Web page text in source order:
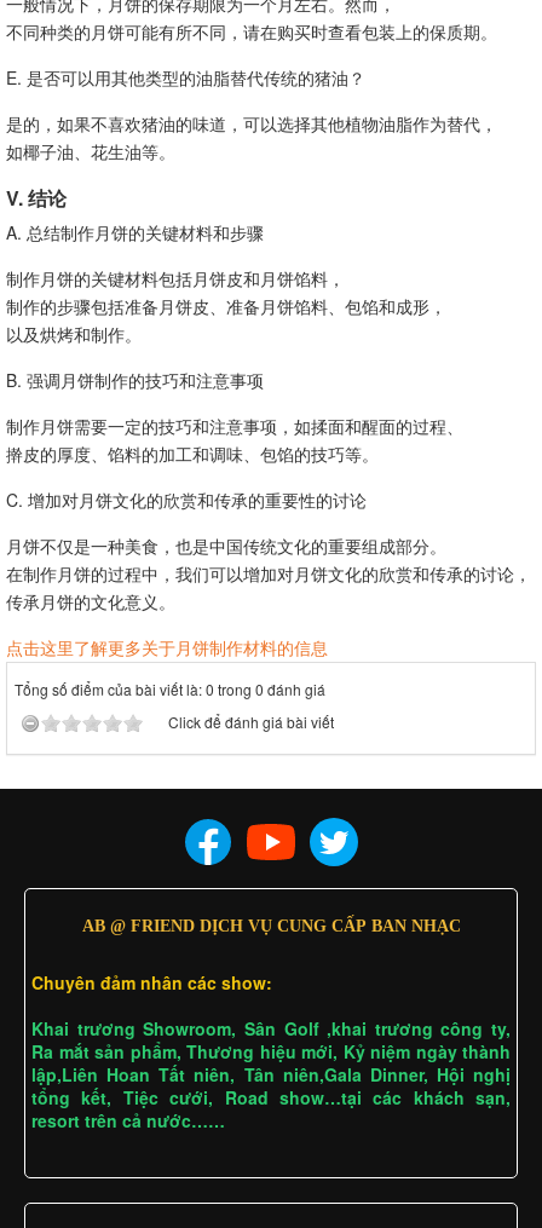
不同种类的月饼可能有所不同，请在购买时查看包装上的保质期。
E. 是否可以用其他类型的油脂替代传统的猪油？
是的，如果不喜欢猪油的味道，可以选择其他植物油脂作为替代，
如椰子油、花生油等。
V. 结论
A. 总结制作月饼的关键材料和步骤
制作月饼的关键材料包括月饼皮和月饼馅料，
制作的步骤包括准备月饼皮、准备月饼馅料、包馅和成形，
以及烘烤和制作。
B. 强调月饼制作的技巧和注意事项
制作月饼需要一定的技巧和注意事项，如揉面和醒面的过程、
擀皮的厚度、馅料的加工和调味、包馅的技巧等。
C. 增加对月饼文化的欣赏和传承的重要性的讨论
月饼不仅是一种美食，也是中国传统文化的重要组成部分。
在制作月饼的过程中，我们可以增加对月饼文化的欣赏和传承的讨论，
传承月饼的文化意义。
点击这里了解更多关于月饼制作材料的信息
Tổng số điểm của bài viết là: 0 trong 0 đánh giá
Click để đánh giá bài viết
AB @ FRIEND DỊCH VỤ CUNG CẤP BAN NHẠC
Chuyên đảm nhân các show:
Khai trương Showroom, Sân Golf ,khai trương công ty,
Ra mắt sản phẩm, Thương hiệu mới, Kỷ niệm ngày thành
lập,Liên Hoan Tất niên, Tân niên,Gala Dinner, Hội nghị
tổng kết, Tiệc cưới, Road show…tại các khách sạn,
resort trên cả nước……